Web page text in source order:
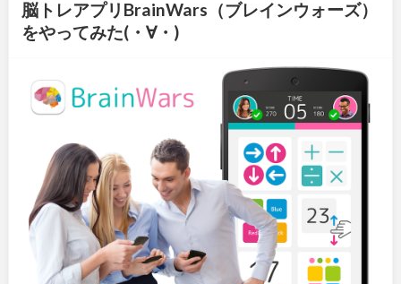
脳トレアプリBrainWars（ブレインウォーズ）
をやってみた(・∀・)